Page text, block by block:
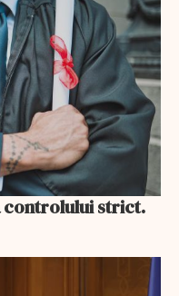
controlului strict.